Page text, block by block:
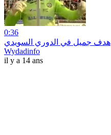
0:36
هدف جميل في الدوري السويدي
Wydadinfo
il y a 14 ans